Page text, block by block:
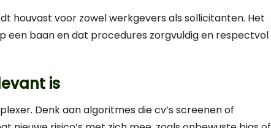
houvast voor zowel werkgevers als sollicitanten. Het
een baan en dat procedures zorgvuldig en respectvol
is
Denk aan algoritmes die cv’s screenen of